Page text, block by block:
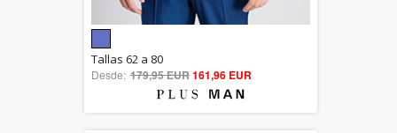
out of 5
Tallas 62 a 80
Desde: 179,95 EUR161,96 EUR